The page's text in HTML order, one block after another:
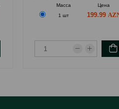
Масса Цена
1 шт
199.99